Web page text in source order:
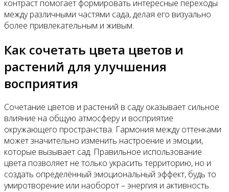
контраст помогает формировать интересные переходы
между различными частями сада, делая его визуально
более привлекательным и живым.
Как сочетать цвета цветов и
растений для улучшения
восприятия
Сочетание цветов и растений в саду оказывает сильное
влияние на общую атмосферу и восприятие
окружающего пространства. Гармония между оттенками
может значительно изменить настроение и эмоции,
которые вызывает сад. Правильное использование
цвета позволяет не только украсить территорию, но и
создать определённый эмоциональный эффект, будь то
умиротворение или наоборот – энергия и активность.